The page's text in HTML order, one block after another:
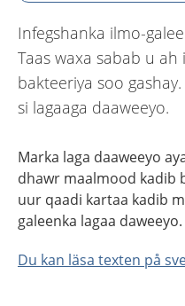
Infegshanka ilmo-
Taas waxa sabab u
bakteeriya soo
si lagaaga daaweeyo.
Marka laga daaweeyo
dhawr maalmood kadib
uur qaadi kartaa kadib
galeenka lagaa daweeyo.
Du kan läsa texten på